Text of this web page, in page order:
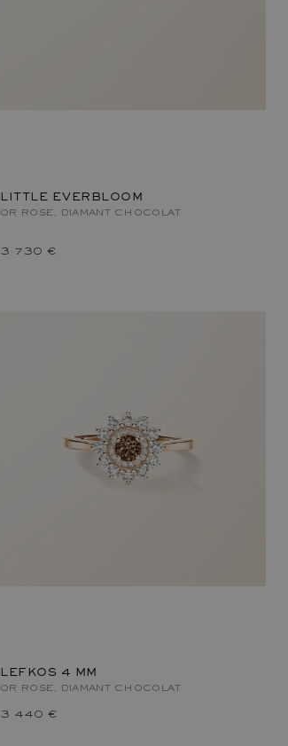
LITTLE EVERBLOOM
OR ROSE, DIAMANT CHOCOLAT
3 730 €
LEFKOS 4 MM
OR ROSE, DIAMANT CHOCOLAT
3 440 €